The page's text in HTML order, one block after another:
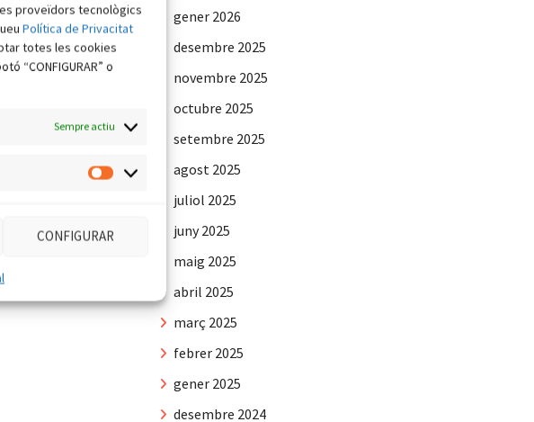
proveïdors tecnològics
Política de Privacitat
totes les cookies
“CONFIGURAR” o
Sempre actiu
Màrqueting
CONFIGURAR
gener 2026
desembre 2025
novembre 2025
octubre 2025
setembre 2025
agost 2025
juliol 2025
juny 2025
maig 2025
abril 2025
març 2025
febrer 2025
gener 2025
desembre 2024